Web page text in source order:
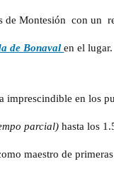
de Montesión con un
de Bonavalen el lugar.
imprescindible en los
parcial) hasta los
maestro de